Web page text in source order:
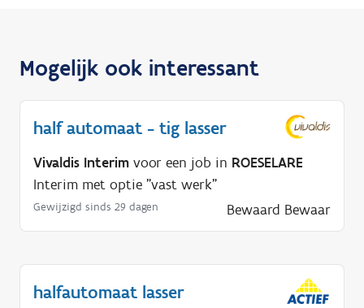
Mogelijk ook interessant
half automaat - tig lasser
Vivaldis Interim voor een job in ROESELARE
Interim met optie "vast werk"
Gewijzigd sinds 29 dagen Bewaard Bewaar
halfautomaat lasser